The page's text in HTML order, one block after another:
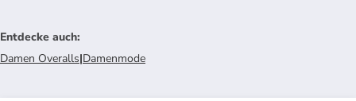
Entdecke auch:
Damen Overalls|Damenmode